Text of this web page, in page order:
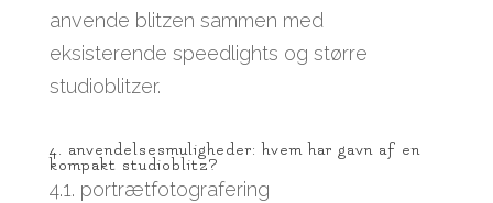
anvende blitzen sammen med
eksisterende speedlights og større
studioblitzer.
4. anvendelsesmuligheder: hvem har gavn af en
kompakt studioblitz?
4.1. portrætfotografering